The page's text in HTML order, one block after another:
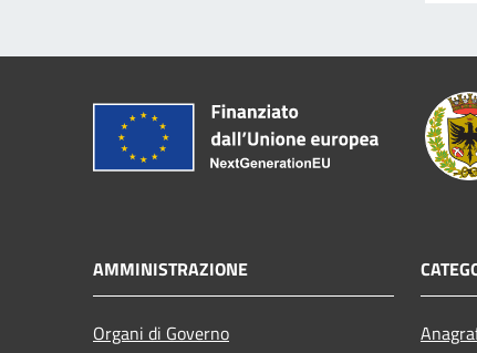
AMMINISTRAZIONE
Organi di Governo